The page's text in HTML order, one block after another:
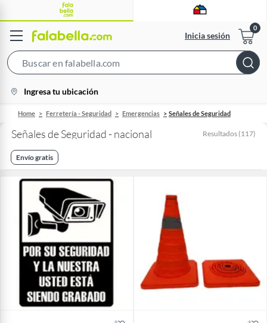
Inicia sesión
Bar
location-
icon
Ingresa tu ubicación
Home Ferretería - Seguridad Emergencias Señales de Seguridad
Señales de Seguridad - nacional Resultados (117)
Envío gratis